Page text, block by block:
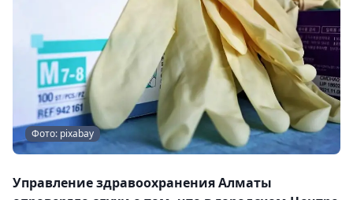
Фото: pixabay
Управление здравоохранения Алматы